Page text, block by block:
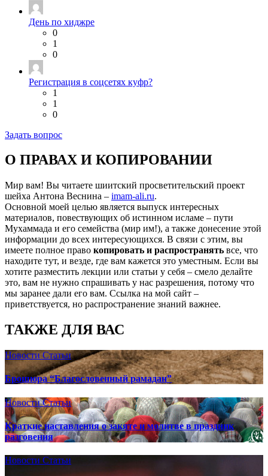
День по хиджре
0
1
0
Регистрация в соцсетях куфр?
1
1
0
Задать вопрос
О ПРАВАХ И КОПИРОВАНИИ
Мир вам! Вы читаете шиитский просветительский проект
шейха Антона Веснина – imam-ali.ru.
Основной моей целью является выпуск интересных
материалов, повествующих об истинном исламе – пути
Мухаммада и его семейства (мир им!), а также донесение этой
информации до всех интересующихся. В связи с этим, вы
имеете полное право копировать и распространять все, что
находите тут, и везде, где вам кажется это уместным. Если вы
хотите разместить лекции или статьи у себя – смело делайте
это, вам не нужно спрашивать у нас разрешения, потому что
мы заранее дали его вам. Ссылка на мой сайт –
приветствуется, но распространение знаний важнее.
ТАКЖЕ ДЛЯ ВАС
НовостиСтатьи
Брошюра “Благословенный рамадан”
НовостиСтатьи
Краткие наставления о закяте и молитве в праздник
разговения
Новости Статьи